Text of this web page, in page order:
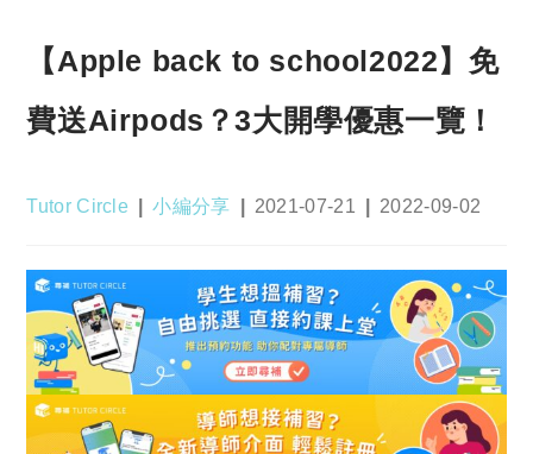
【Apple back to school2022】免
費送Airpods？3大開學優惠一覽！
Post
Tutor Circle
Post
小編分享
Post
2021-07-21
Post
2022-09-02